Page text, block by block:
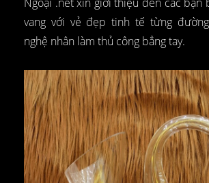
vang với vẻ đẹp tinh tế từng
nghệ nhân làm thủ công bẳng tay.